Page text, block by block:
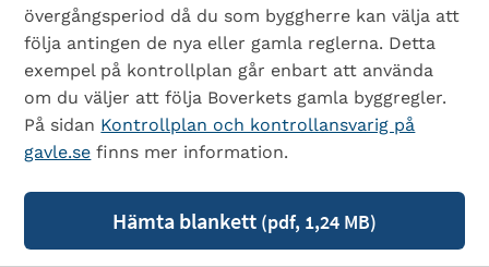
övergångsperiod då du som byggherre kan välja att
följa antingen de nya eller gamla reglerna. Detta
exempel på kontrollplan går enbart att använda
om du väljer att följa Boverkets gamla byggregler.
På sidan Kontrollplan och kontrollansvarig på
gavle.se finns mer information.
Hämta blankett (pdf, 1,24 MB)